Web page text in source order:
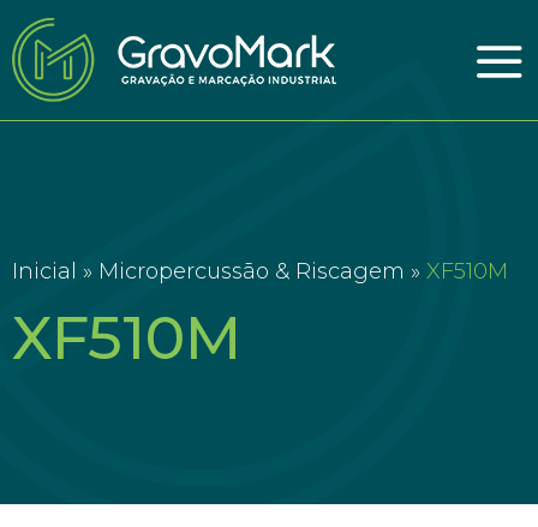
Inicial » Micropercussão & Riscagem » XF510M
XF510M